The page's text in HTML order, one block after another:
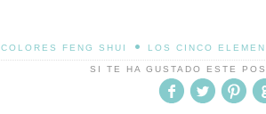
COLORES FENG SHUI • LOS CINCO
SI TE HA GUSTADO ESTE